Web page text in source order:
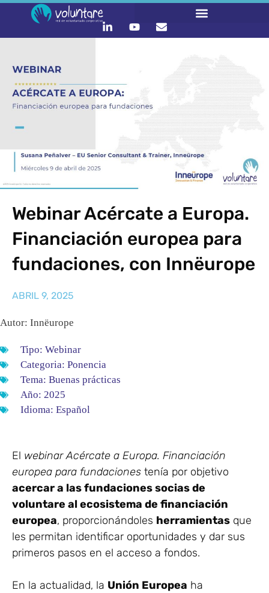
Webinar Acércate a Europa.
Financiación europea para
fundaciones, con Innëurope
ABRIL 9, 2025
Autor: Innëurope
Tipo: Webinar
Categoria: Ponencia
Tema: Buenas prácticas
Año: 2025
Idioma: Español
El webinar Acércate a Europa. Financiación
europea para fundaciones tenía por objetivo
acercar a las fundaciones socias de
voluntare al ecosistema de financiación
europea, proporcionándoles herramientas que
les permitan identificar oportunidades y dar sus
primeros pasos en el acceso a fondos.
En la actualidad, la Unión Europea ha